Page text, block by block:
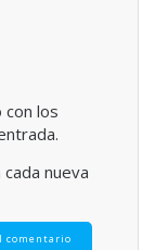
con los
nueva